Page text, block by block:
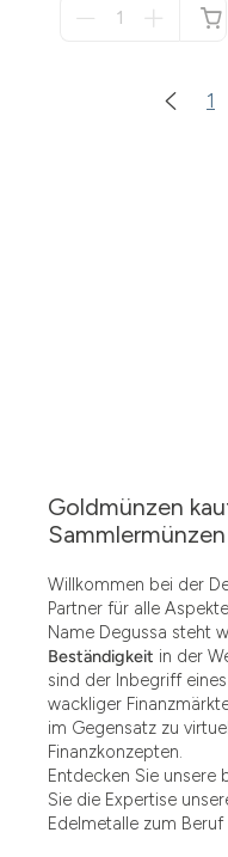
1
Goldmünzen
Willkommen bei der
Partner für alle
Name Degussa steht
Beständigkeit in der
sind der Inbegriff eines
wackliger
im Gegensatz zu
Finanzkonzepten.
Entdecken Sie unsere
Sie die Expertise
Edelmetalle zum